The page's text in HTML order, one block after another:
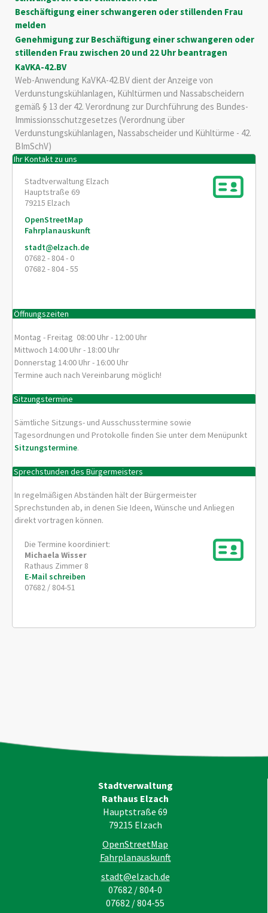
Beschäftigung einer schwangeren oder stillenden Frau
melden
Genehmigung zur Beschäftigung einer schwangeren oder
stillenden Frau zwischen 20 und 22 Uhr beantragen
KaVKA-42.BV
Web-Anwendung KaVKA-42.BV dient der Anzeige von
Verdunstungskühlanlagen, Kühltürmen und Nassabscheidern
gemäß § 13 der 42. Verordnung zur Durchführung des Bundes-
Immissionsschutzgesetzes (Verordnung über
Verdunstungskühlanlagen, Nassabscheider und Kühltürme - 42.
BImSchV)
Ihr Kontakt zu uns
Stadtverwaltung Elzach
Hauptstraße 69
79215 Elzach
OpenStreetMap
Fahrplanauskunft
stadt@elzach.de
07682 - 804 - 0
07682 - 804 - 55
Öffnungszeiten
Montag - Freitag 08:00 Uhr - 12:00 Uhr
Mittwoch 14:00 Uhr - 18:00 Uhr
Donnerstag 14:00 Uhr - 16:00 Uhr
Termine auch nach Vereinbarung möglich!
Sitzungstermine
Sämtliche Sitzungs- und Ausschusstermine sowie
Tagesordnungen und Protokolle finden Sie unter dem Menüpunkt
Sitzungstermine.
Sprechstunden des Bürgermeisters
In regelmäßigen Abständen hält der Bürgermeister
Sprechstunden ab, in denen Sie Ideen, Wünsche und Anliegen
direkt vortragen können.
Die Termine koordiniert:
Michaela Wisser
Rathaus Zimmer 8
E-Mail schreiben
07682 / 804-51
Stadtverwaltung
Rathaus Elzach
Hauptstraße 69
79215 Elzach
OpenStreetMap
Fahrplanauskunft
stadt@elzach.de
07682 / 804-0
07682 / 804-55